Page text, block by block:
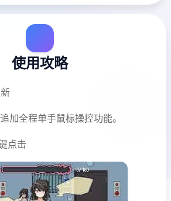
使用攻略
加全程单手鼠标操控功能。
点击